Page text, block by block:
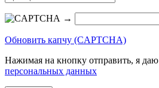
→
Обновить капчу (CAPTCHA)
Нажимая на кнопку отправить, я даю
персональных данных